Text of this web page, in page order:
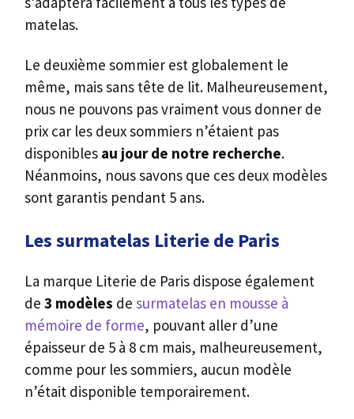
matelas.
Le deuxième sommier est globalement le
même, mais sans tête de lit. Malheureusement,
nous ne pouvons pas vraiment vous donner de
prix car les deux sommiers n’étaient pas
disponibles au jour de notre recherche.
Néanmoins, nous savons que ces deux modèles
sont garantis pendant 5 ans.
Les surmatelas Literie de Paris
La marque Literie de Paris dispose également
de 3 modèles de surmatelas en mousse à
mémoire de forme, pouvant aller d’une
épaisseur de 5 à 8 cm mais, malheureusement,
comme pour les sommiers, aucun modèle
n’était disponible temporairement.